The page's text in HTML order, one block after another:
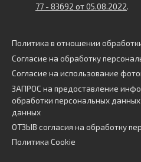
77 - 83692 от 05.08.2022.
Политика в отношении
Согласие на обработку
Согласие на использование
ЗАПРОС на предоставление
обработки персональных
данных
ОТЗЫВ согласия на обработку
Политика Cookie